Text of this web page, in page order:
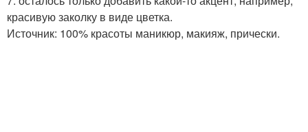
красивую заколку в виде цветка.
Источник: 100% красоты маникюр, макияж, прически.